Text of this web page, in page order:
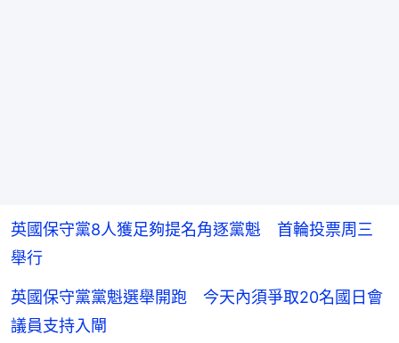
英國保守黨8人獲足夠提名角逐黨魁 首輪投票周三
舉行
英國保守黨黨魁選舉開跑 今天內須爭取20名國日會
議員支持入閘